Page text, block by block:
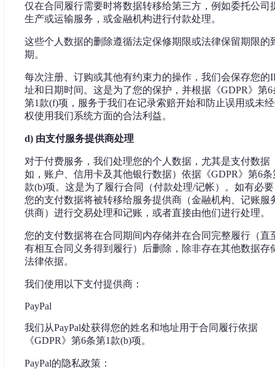
仅在合同履行需要时将数据转移给第三方，例如委托公司
生产或运输服务，或金融机构进行付款处理。
这些个人数据的删除遵循法定保修期限或法律保留期限的
期。
每次注册、订购或其他有约束力的操作，我们会保存您的
址和日期时间。这是为了您的保护，并根据《GDPR》第6
第1款(f)项，服务于我们在记录索赔开始和防止误用或未
权使用我们系统方面的合法利益。
d) 由支付服务提供商处理
对于付费服务，我们处理您的个人数据，尤其是支付数据
如，账户、信用卡及其他银行数据）依据《GDPR》第6条
款(b)项。这是为了履行合同（付款处理/记帐）。如有必
您的支付数据将被转移给服务提供商（金融机构、记账服
供商）进行交易处理和记账，或者直接由他们进行处理。
您的支付数据将在合同期间内存储并在合同完整履行（直
有相互合同义务得到履行）后删除，除非存在其他数据存
法律依据。
我们使用以下支付提供商：
PayPal
我们从PayPal处获得您的姓名和地址用于合同履行依据
《GDPR》第6条第1款(b)项。
PayPal的隐私政策：